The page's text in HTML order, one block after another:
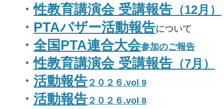
・性教育講演会 受講報告 （12月）
・ PTAバザー活動報告について
・ 全国PTA連合大会参加のご報告
・性教育講演会 受講報告 （7月）
・ 活動報告 ２０２６.vol 9
・ 活動報告 ２０２６.vol 8